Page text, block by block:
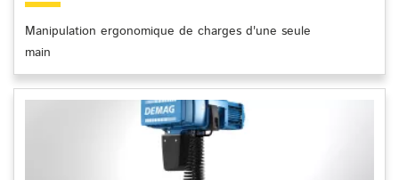
Manipulation ergonomique de charges d'une seule
main